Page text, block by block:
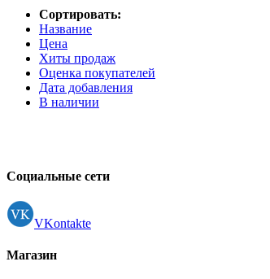
Сортировать:
Название
Цена
Хиты продаж
Оценка покупателей
Дата добавления
В наличии
Социальные сети
VKontakte
Магазин